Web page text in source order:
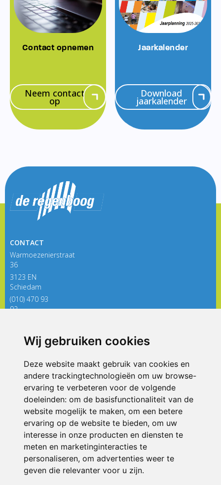
Wij gebruiken cookies
Deze website maakt gebruik van cookies en
andere trackingtechnologieën om uw browse-
ervaring te verbeteren voor de volgende
doeleinden: om de basisfunctionaliteit van de
website mogelijk te maken, om een betere
ervaring op de website te bieden, om uw
interesse in onze producten en diensten te
meten en marketinginteracties te
personaliseren, om advertenties weer te
geven die relevanter voor u zijn.
Contact opnemen
Neem contact
op
Jaarkalender
Download
jaarkalender
CONTACT
Warmoezenierstraat
36
3123 EN
Schiedam
(010) 470 93
92
ONDERDEEL VAN
© 2026 De Regenboog | Alle rechten voorbehouden
Privacy policy|Disclaimer| Klachtenregeling|RSIN en Anbi
voorkeuren